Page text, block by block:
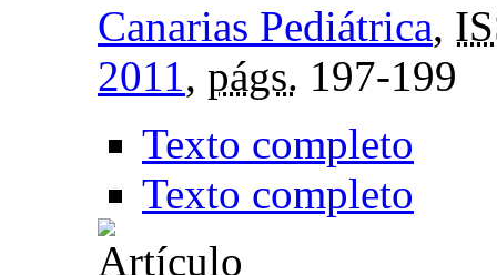
Canarias Pediátrica,
2011, págs. 197-199
Texto completo
Texto completo